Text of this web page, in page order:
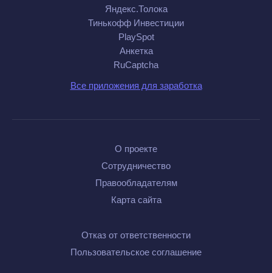
Яндекс.Толока
Тинькофф Инвестиции
PlaySpot
Анкетка
RuCaptcha
Все приложения для заработка
О проекте
Сотрудничество
Правообладателям
Карта сайта
Отказ от ответственности
Пользовательское соглашение